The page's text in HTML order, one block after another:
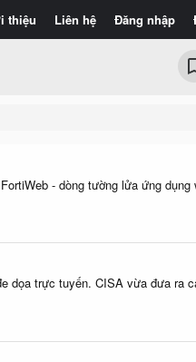
thiệu Liên hệ Đăng nhập
- dòng tường lửa ứng dụng
dọa trực tuyến. CISA vừa đưa ra